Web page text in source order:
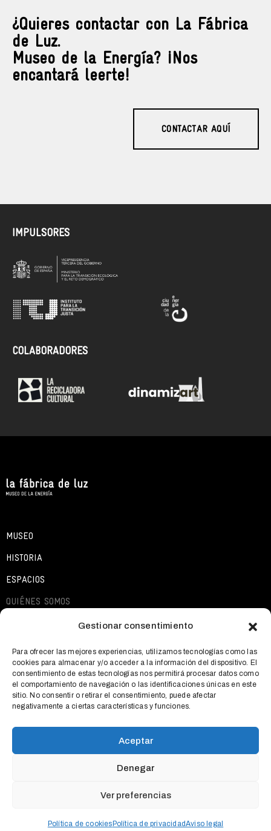
Gestionar consentimiento
Para ofrecer las mejores experiencias, utilizamos tecnologías como las
cookies para almacenar y/o acceder a la información del dispositivo. El
consentimiento de estas tecnologías nos permitirá procesar datos como
el comportamiento de navegación o las identificaciones únicas en este
sitio. No consentir o retirar el consentimiento, puede afectar
negativamente a ciertas características y funciones.
Aceptar
Denegar
Ver preferencias
Política de cookies Política de privacidadAviso legal
¿Quieres contactar con La Fábrica
de Luz.
Museo de la Energía? ¡Nos
encantará leerte!
CONTACTAR AQUÍ
IMPULSORES
COLABORADORES
MUSEO
HISTORIA
ESPACIOS
QUIÉNES SOMOS
QUÉ OFRECEMOS
NOTICIAS
CONTACTO
POLÍTICA DE COOKIES